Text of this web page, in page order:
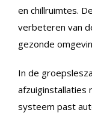
en chillruimtes.
verbeteren van
gezonde
In de
afzuiginstallaties
systeem past